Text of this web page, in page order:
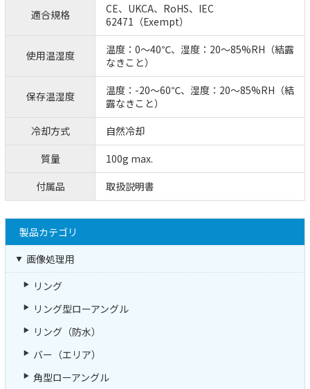
適合規格
CE、UKCA、RoHS、IEC
62471（Exempt）
使用温湿度
温度：0～40℃、湿度：20～85%RH（結露
なきこと）
保存温湿度
温度：-20～60℃、湿度：20～85%RH（結
露なきこと）
冷却方式
自然冷却
質量
100g max.
付属品
取扱説明書
製品カテゴリ
画像処理用
リング
リング型ローアングル
リング（防水）
バー（エリア）
角型ローアングル